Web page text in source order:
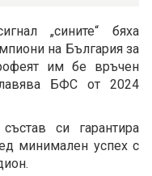
„сините“ бяха
на България за
им бе връчен
БФС от 2024
си гарантира
минимален успех с